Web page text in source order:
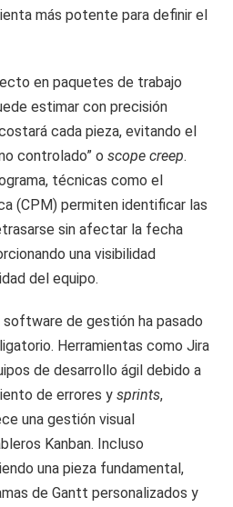
más potente para definir el
en paquetes de trabajo
estimar con precisión
cada pieza, evitando el
controlado” oscope creep.
técnicas como el
(CPM) permiten identificar las
sin afectar la fecha
una visibilidad
del equipo.
de gestión ha pasado
Herramientas como Jira
de desarrollo ágil debido a
de errores ysprints,
una gestión visual
Kanban. Incluso
una pieza fundamental,
de Gantt personalizados y